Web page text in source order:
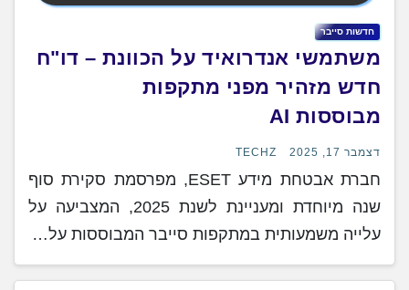
‏חדשות ‏סייבר
משתמשי אנדרואיד על הכוונת – דו"ח
חדש מזהיר מפני מתקפות
מבוססות AI
דצמבר 17, 2025 TECHZ
חברת אבטחת מידע ESET, מפרסמת סקירת סוף
שנה מיוחדת ומעניינת לשנת 2025, המצביעה על
עלייה משמעותית במתקפות סייבר המבוססות על…